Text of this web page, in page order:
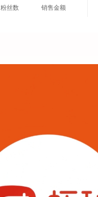
粉丝数 销售金额